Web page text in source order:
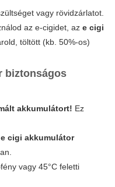
vagy rövidzárlatot.
az e-cigidet, az e cigi
töltött (kb. 50%-os)
biztonságos
akkumulátort! Ez
e cigi akkumulátor
vagy 45°C feletti